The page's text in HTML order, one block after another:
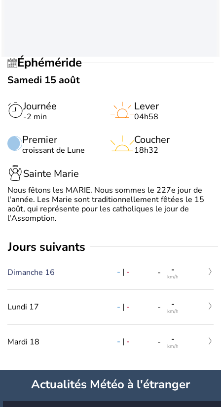
Éphéméride
Samedi 15 août
Journée
-2 min
Premier
croissant de Lune
Lever
04h58
Coucher
18h32
Sainte Marie
Nous fêtons les MARIE. Nous sommes le 227e jour de
l'année. Les Marie sont traditionnellement fêtées le 15
août, qui représente pour les catholiques le jour de
l'Assomption.
jours suivants
Dimanche 16 - | - - -
km/h
Lundi 17 - | - - -
km/h
Mardi 18 - | - - -
km/h
Actualités Météo à l'étranger